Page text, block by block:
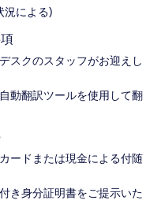
況による)
スクのスタッフがお迎えし
動翻訳ツールを使用して翻
ードまたは現金による付随
き身分証明書をご提示いた